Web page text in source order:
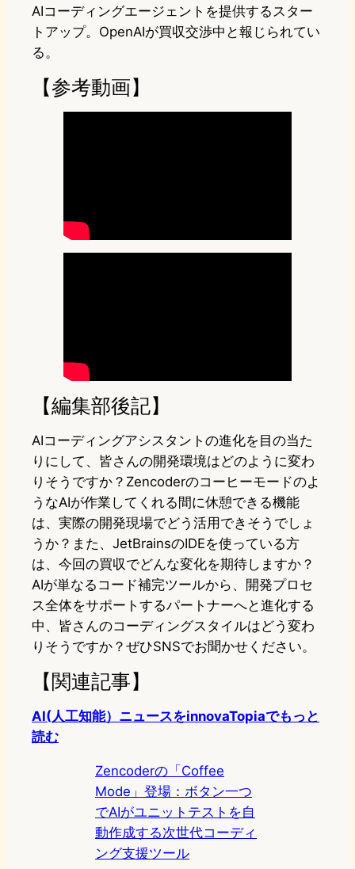
AIコーディングエージェントを提供するスター
トアップ。OpenAIが買収交渉中と報じられてい
る。
【参考動画】
【編集部後記】
AIコーディングアシスタントの進化を目の当た
りにして、皆さんの開発環境はどのように変わ
りそうですか？Zencoderのコーヒーモードのよ
うなAIが作業してくれる間に休憩できる機能
は、実際の開発現場でどう活用できそうでしょ
うか？また、JetBrainsのIDEを使っている方
は、今回の買収でどんな変化を期待しますか？
AIが単なるコード補完ツールから、開発プロセ
ス全体をサポートするパートナーへと進化する
中、皆さんのコーディングスタイルはどう変わ
りそうですか？ぜひSNSでお聞かせください。
【関連記事】
AI(人工知能）ニュースをinnovaTopiaでもっと
読む
Zencoderの「Coffee
Mode」登場：ボタン一つ
でAIがユニットテストを自
動作成する次世代コーディ
ング支援ツール